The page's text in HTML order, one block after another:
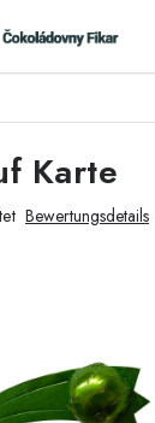
Karte
Bewertungsdetails